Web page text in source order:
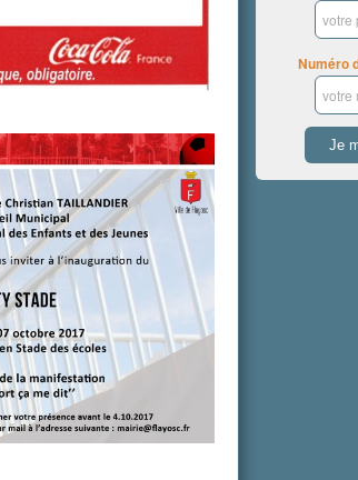
Numéro